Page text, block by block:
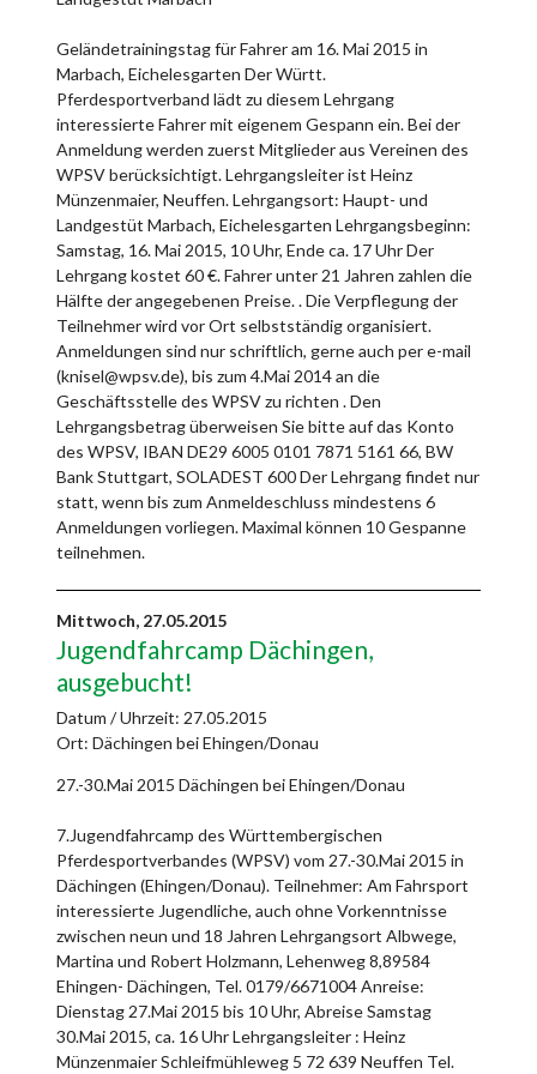
Geländetrainingstag für Fahrer am 16. Mai 2015 in
Marbach, Eichelesgarten Der Württ.
Pferdesportverband lädt zu diesem Lehrgang
interessierte Fahrer mit eigenem Gespann ein. Bei der
Anmeldung werden zuerst Mitglieder aus Vereinen des
WPSV berücksichtigt. Lehrgangsleiter ist Heinz
Münzenmaier, Neuffen. Lehrgangsort: Haupt- und
Landgestüt Marbach, Eichelesgarten Lehrgangsbeginn:
Samstag, 16. Mai 2015, 10 Uhr, Ende ca. 17 Uhr Der
Lehrgang kostet 60 €. Fahrer unter 21 Jahren zahlen die
Hälfte der angegebenen Preise. . Die Verpflegung der
Teilnehmer wird vor Ort selbstständig organisiert.
Anmeldungen sind nur schriftlich, gerne auch per e-mail
(knisel@wpsv.de), bis zum 4.Mai 2014 an die
Geschäftsstelle des WPSV zu richten . Den
Lehrgangsbetrag überweisen Sie bitte auf das Konto
des WPSV, IBAN DE29 6005 0101 7871 5161 66, BW
Bank Stuttgart, SOLADEST 600 Der Lehrgang findet nur
statt, wenn bis zum Anmeldeschluss mindestens 6
Anmeldungen vorliegen. Maximal können 10 Gespanne
teilnehmen.
Mittwoch, 27.05.2015
Jugendfahrcamp Dächingen,
ausgebucht!
Datum / Uhrzeit: 27.05.2015
Ort: Dächingen bei Ehingen/Donau
27.-30.Mai 2015 Dächingen bei Ehingen/Donau
7.Jugendfahrcamp des Württembergischen
Pferdesportverbandes (WPSV) vom 27.-30.Mai 2015 in
Dächingen (Ehingen/Donau). Teilnehmer: Am Fahrsport
interessierte Jugendliche, auch ohne Vorkenntnisse
zwischen neun und 18 Jahren Lehrgangsort Albwege,
Martina und Robert Holzmann, Lehenweg 8,89584
Ehingen- Dächingen, Tel. 0179/6671004 Anreise:
Dienstag 27.Mai 2015 bis 10 Uhr, Abreise Samstag
30.Mai 2015, ca. 16 Uhr Lehrgangsleiter : Heinz
Münzenmaier Schleifmühleweg 5 72 639 Neuffen Tel.